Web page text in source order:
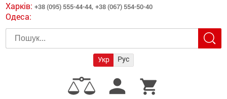
Харків: +38 (095) 555-44-44, +38 (067) 554-50-40
Одеса:
Укр Рус
person shopping_cart
обігрівачі
машини
для